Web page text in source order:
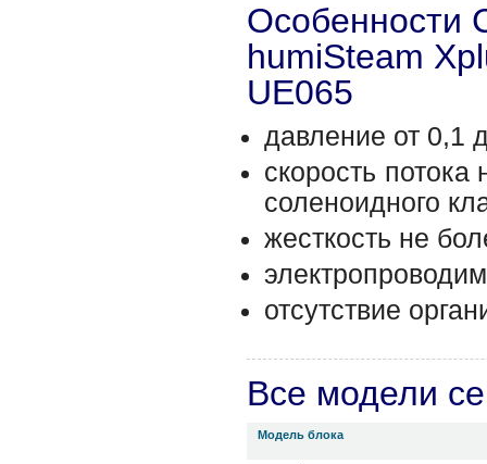
Особенности
humiSteam
UE065
давление от 0,1
скорость
соленоидного
жесткость не
отсутствие
Все модели
Модель блока